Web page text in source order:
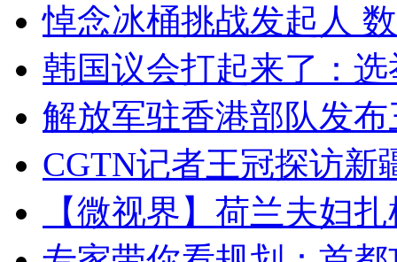
悼念冰桶挑战发起人
韩国议会打起来了：
解放军驻香港部队发
CGTN记者王冠探访新
【微视界】荷兰夫妇